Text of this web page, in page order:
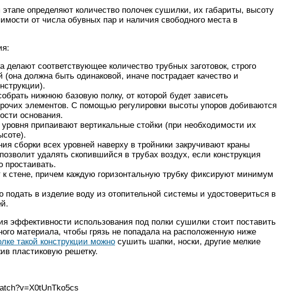
определяют количество полочек сушилки, их габариты, высоту
от числа обувных пар и наличия свободного места в
соответствующее количество трубных заготовок, строго
(она должна быть одинаковой, иначе пострадает качество и
нижнюю базовую полку, от которой будет зависеть
элементов. С помощью регулировки высоты упоров добиваются
основания.
припаивают вертикальные стойки (при необходимости их
сборки всех уровней наверху в тройники закручивают краны
удалять скопившийся в трубах воздух, если конструкция
простаивать.
к стене, причем каждую горизонтальную трубку фиксируют минимум
подать в изделие воду из отопительной системы и удостовериться в
эффективности использования под полки сушилки стоит поставить
материала, чтобы грязь не попадала на расположенную ниже
такой конструкции можно сушить шапки, носки, другие мелкие
пластиковую решетку.